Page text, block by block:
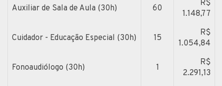
Auxiliar de Sala de Aula (30h) 60
R$
1.148,77
Cuidador - Educação Especial (30h) 15
R$
1.054,84
Fonoaudiólogo (30h) 1
R$
2.291,13